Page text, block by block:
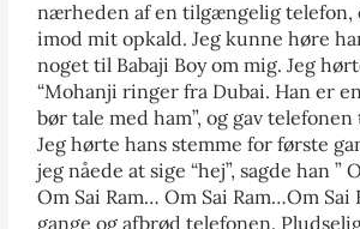
nærheden af en tilgængelig telefon,
imod mit opkald. Jeg kunne høre
noget til Babaji Boy om mig. Jeg
“Mohanji ringer fra Dubai. Han er
bør tale med ham”, og gav telefonen
Jeg hørte hans stemme for første
jeg nåede at sige “hej”, sagde han ”
Om Sai Ram… Om Sai Ram…Om Sai
gange og afbrød telefonen.